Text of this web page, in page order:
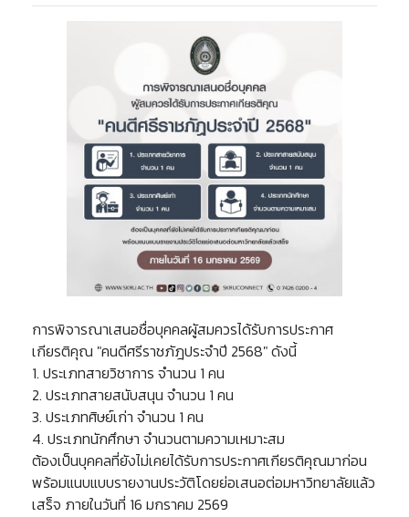
การพิจารณาเสนอชื่อบุคคลผูัสมควรได้รับการประกาศ
เกียรติคุณ "คนดีศรีราชภัฎประจำปี 2568" ดังนี้
1. ประเภทสายวิชาการ จำนวน 1 คน
2. ประเภทสายสนับสนุน จำนวน 1 คน
3. ประเภทศิษย์เก่า จำนวน 1 คน
4. ประเภทนักศึกษา จำนวนตามความเหมาะสม
ต้องเป็นบุคคลที่ยังไม่เคยได้รับการประกาศเกียรติคุณมาก่อน
พร้อมแนบแบบรายงานประวัติโดยย่อเสนอต่อมหาวิทยาลัยแล้ว
เสร็จ ภายในวันที่ 16 มกราคม 2569